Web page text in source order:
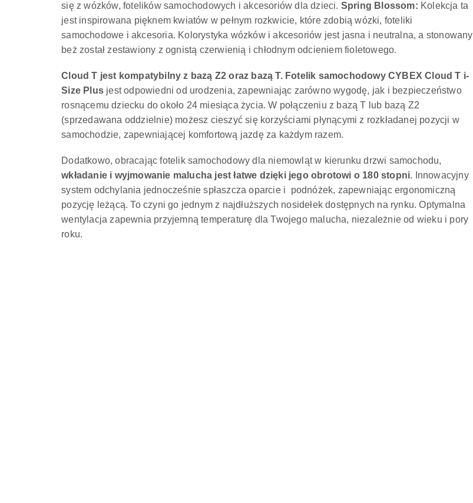
się z wózków, fotelików samochodowych i akcesoriów dla dzieci. Spring Blossom: Kolekcja ta
jest inspirowana pięknem kwiatów w pełnym rozkwicie, które zdobią wózki, foteliki
samochodowe i akcesoria. Kolorystyka wózków i akcesoriów jest jasna i neutralna, a stonowany
beż został zestawiony z ognistą czerwienią i chłodnym odcieniem fioletowego.
Cloud T jest kompatybilny z bazą Z2 oraz bazą T. Fotelik samochodowy CYBEX Cloud T i-
Size Plusjest odpowiedni od urodzenia, zapewniając zarówno wygodę, jak i bezpieczeństwo
rosnącemu dziecku do około 24 miesiąca życia. W połączeniu z bazą T lub bazą Z2
(sprzedawana oddzielnie) możesz cieszyć się korzyściami płynącymi z rozkładanej pozycji w
samochodzie, zapewniającej komfortową jazdę za każdym razem.
Dodatkowo, obracając fotelik samochodowy dla niemowląt w kierunku drzwi samochodu,
wkładanie i wyjmowanie malucha jest łatwe dzięki jego obrotowi o 180 stopni. Innowacyjny
system odchylania jednocześnie spłaszcza oparcie i podnóżek, zapewniając ergonomiczną
pozycję leżącą. To czyni go jednym z najdłuższych nosidełek dostępnych na rynku. Optymalna
wentylacja zapewnia przyjemną temperaturę dla Twojego malucha, niezależnie od wieku i pory
roku.